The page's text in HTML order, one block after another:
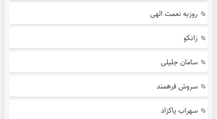
روزبه نعمت الهی
زانکو
سامان جلیلی
سروش فرهمند
سهراب پاکزاد